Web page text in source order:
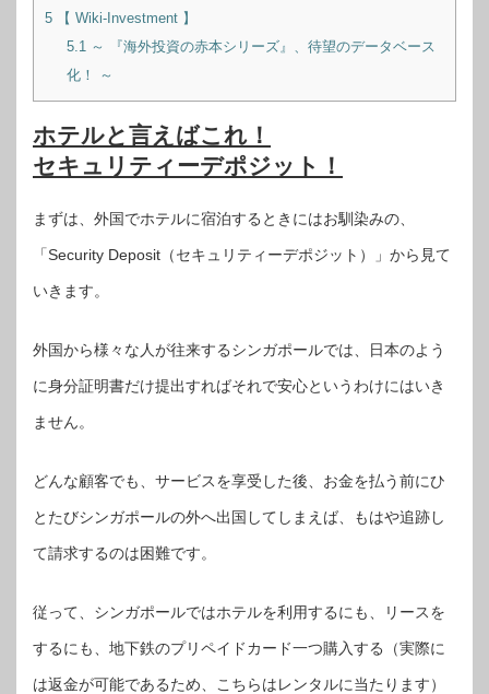
5 【 Wiki-Investment 】
5.1～ 『海外投資の赤本シリーズ』、待望のデータベース
化！ ～
ホテルと言えばこれ！
セキュリティーデポジット！
まずは、外国でホテルに宿泊するときにはお馴染みの、
「Security Deposit（セキュリティーデポジット）」から見て
いきます。
外国から様々な人が往来するシンガポールでは、日本のよう
に身分証明書だけ提出すればそれで安心というわけにはいき
ません。
どんな顧客でも、サービスを享受した後、お金を払う前にひ
とたびシンガポールの外へ出国してしまえば、もはや追跡し
て請求するのは困難です。
従って、シンガポールではホテルを利用するにも、リースを
するにも、地下鉄のプリペイドカード一つ購入する（実際に
は返金が可能であるため、こちらはレンタルに当たります）